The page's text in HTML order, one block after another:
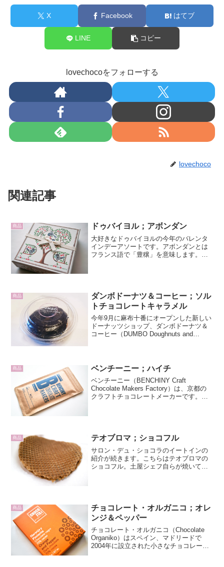
X Facebook はてブ
LINE コピー
lovechocoをフォローする
lovechoco
関連記事
商品 ドゥバイヨル；アボンダン
大好きなドゥバイヨルの今年のバレンタ
インデーアソートです。アボンダンとは
フランス語で「豊穣」を意味します。パ
商品
ダンボドーナツ＆コーヒー；ソル
トチョコレートキャラメル
今年9月に麻布十番にオープンした新しい
ドーナッツショップ、ダンボドーナツ＆
コーヒー（DUMBO Doughnuts and
ラ...
商品 ベンチーニー；ハイチ
ベンチーニー（BENCHINY Craft
Chocolate Makers Factory）は、京都の
クラフトチョコレートメーカーです。バ
商品 テオブロマ；ショコフル
サロン・デュ・ショコラのイートインの
紹介が続きます。こちらはテオブロマの
ショコフル。土屋シェフ自らが焼いてく
商品
チョコレート・オルガニコ；オレ
ンジ＆ペッパー
チョコレート・オルガニコ（Chocolate
Organiko）はスペイン、マドリードで
2004年に設立された小さなチョコレート